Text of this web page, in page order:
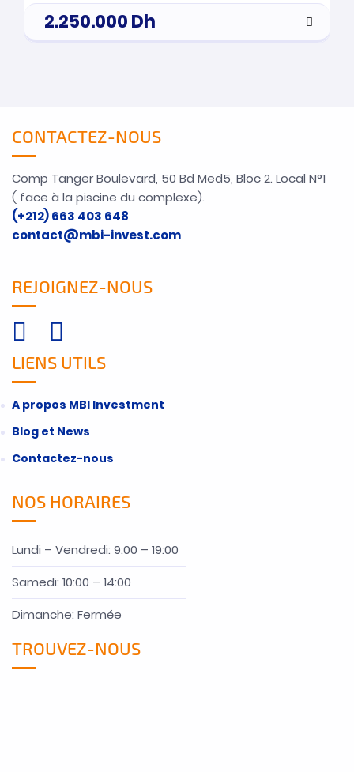
2.250.000Dh
CONTACTEZ-NOUS
Comp Tanger Boulevard, 50 Bd Med5, Bloc 2. Local N°1
( face à la piscine du complexe).
(+212) 663 403 648
contact@mbi-invest.com
REJOIGNEZ-NOUS
LIENS UTILS
A propos MBI Investment
Blog et News
Contactez-nous
NOS HORAIRES
Lundi – Vendredi: 9:00 – 19:00
Samedi: 10:00 – 14:00
Dimanche: Fermée
TROUVEZ-NOUS